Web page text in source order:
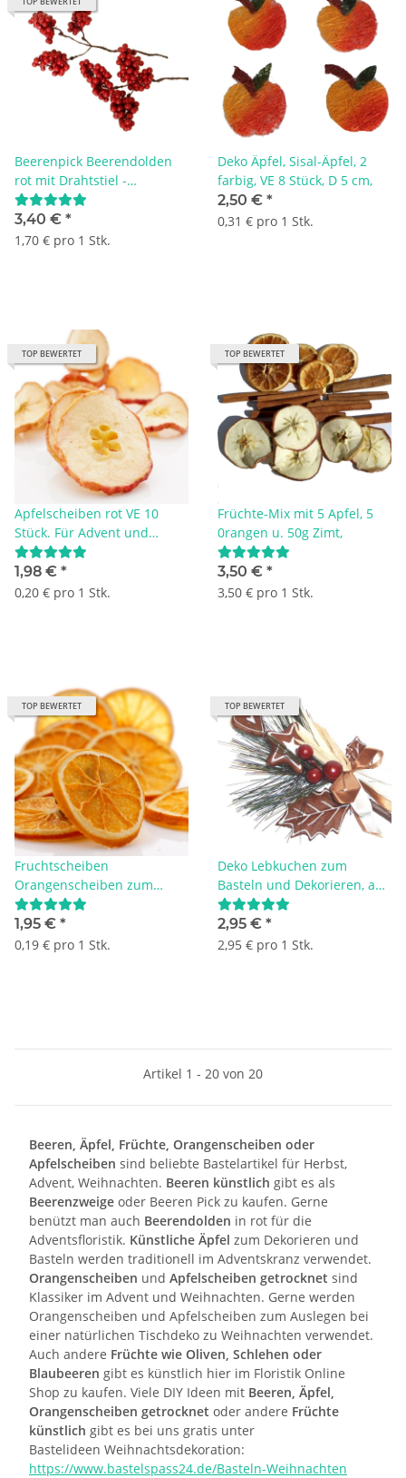
Beerenpick Beerendolden
rot mit Drahtstiel -
Wasserabweisend! VE 2
Stück
3,40 € *
1,70 € pro 1 Stk.
Deko Äpfel, Sisal-Äpfel, 2
farbig, VE 8 Stück, D 5 cm,
2,50 € *
0,31 € pro 1 Stk.
TOP BEWERTET
Apfelscheiben rot VE 10
Stück. Für Advent und
Weihnachten - GÜNSTiG
kaufen. Fruchtscheiben zum
Dekorieren und Basteln
1,98 € *
0,20 € pro 1 Stk.
TOP BEWERTET
Früchte-Mix mit 5 Apfel, 5
0rangen u. 50g Zimt,
3,50 € *
3,50 € pro 1 Stk.
TOP BEWERTET
Fruchtscheiben
Orangenscheiben zum
Basteln und Dekorieren 10
Stück
1,95 € *
0,19 € pro 1 Stk.
TOP BEWERTET
Deko Lebkuchen zum
Basteln und Dekorieren, am
Stab, L 40 cm VE 1 Stück
2,95 € *
2,95 € pro 1 Stk.
Artikel 1 - 20 von 20
Beeren, Äpfel, Früchte, Orangenscheiben oder
Apfelscheiben sind beliebte Bastelartikel für Herbst,
Advent, Weihnachten. Beeren künstlich gibt es als
Beerenzweige oder Beeren Pick zu kaufen. Gerne
benützt man auch Beerendolden in rot für die
Adventsfloristik. Künstliche Äpfel zum Dekorieren und
Basteln werden traditionell im Adventskranz verwendet.
Orangenscheiben und Apfelscheiben getrocknet sind
Klassiker im Advent und Weihnachten. Gerne werden
Orangenscheiben und Apfelscheiben zum Auslegen bei
einer natürlichen Tischdeko zu Weihnachten verwendet.
Auch andere Früchte wie Oliven, Schlehen oder
Blaubeeren gibt es künstlich hier im Floristik Online
Shop zu kaufen. Viele DIY Ideen mit Beeren, Äpfel,
Orangenscheiben getrocknet oder andere Früchte
künstlich gibt es bei uns gratis unter
Bastelideen Weihnachtsdekoration:
https://www.bastelspass24.de/Basteln-Weihnachten